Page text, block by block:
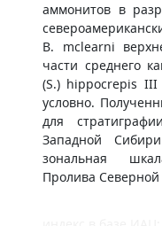
аммонитов в
B. mclearni
части среднего
(S.) hippocrepis III
условно.
для
Западной
зональная
Пролива